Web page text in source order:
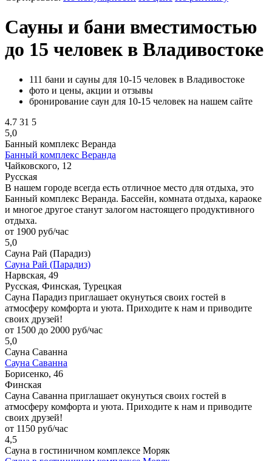
Сауны и бани вместимостью
до 15 человек в Владивостоке
111 бани и сауны для 10-15 человек в Владивостоке
фото и цены, акции и отзывы
бронирование саун для 10-15 человек на нашем сайте
4.7 31 5
5,0
Банный комплекс Веранда
Банный комплекс Веранда
Чайковского, 12
Русская
В нашем городе всегда есть отличное место для отдыха, это
Банный комплекс Веранда. Бассейн, комната отдыха, караоке
и многое другое станут залогом настоящего продуктивного
отдыха.
от 1900 руб/час
5,0
Сауна Рай (Парадиз)
Сауна Рай (Парадиз)
Нарвская, 49
Русская, Финская, Турецкая
Сауна Парадиз приглашает окунуться своих гостей в
атмосферу комфорта и уюта. Приходите к нам и приводите
своих друзей!
от 1500 до 2000 руб/час
5,0
Сауна Саванна
Сауна Саванна
Борисенко, 46
Финская
Сауна Саванна приглашает окунуться своих гостей в
атмосферу комфорта и уюта. Приходите к нам и приводите
своих друзей!
от 1150 руб/час
4,5
Сауна в гостиничном комплексе Моряк